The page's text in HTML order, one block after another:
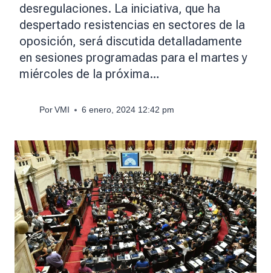
desregulaciones. La iniciativa, que ha
despertado resistencias en sectores de la
oposición, será discutida detalladamente
en sesiones programadas para el martes y
miércoles de la próxima…
Por VMI 6 enero, 2024 12:42 pm